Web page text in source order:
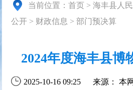
当前位置：首页 >海丰县人
公开 > 财政信息 >部门预决算
2024年度海丰县博
2025-10-16 09:25 来源： 本网